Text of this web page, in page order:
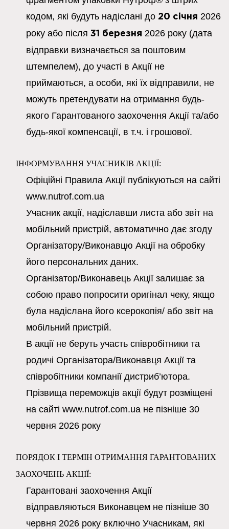
кодом, які будуть надіслані до 20 січня 2026
року або після31 березня 2026 року (дата
відправки визначається за поштовим
штемпелем), до участі в Акції не
приймаються, а особи, які їх відправили, не
можуть претендувати на отримання будь-
якого Гарантованого заохочення Акції та/або
будь-якої компенсації, в т.ч. і грошової.
ІНФОРМУВАННЯ УЧАСНИКІВ АКЦІЇ:
Офіційні Правила Акції публікуються на сайті
www.nutrof.com.ua
Учасник акції, надіславши листа або звіт на
мобільний пристрій, автоматично дає згоду
Організатору/Виконавцю Акції на обробку
його персональних даних.
Організатор/Виконавець Акції залишає за
собою право попросити оригінал чеку, якщо
була надіслана його ксерокопія/ або звіт на
мобільний пристрій.
В акції не беруть участь співробітники та
родичі Організатора/Виконавця Акції та
співробітники компанії дистриб’ютора.
Прізвища переможців акції будут розміщені
на сайтіwww.nutrof.com.ua не пізніше 30
червня 2026 року
ПОРЯДОК І ТЕРМІН ОТРИМАННЯ ГАРАНТОВАНИХ
ЗАОХОЧЕНЬ АКЦІЇ:
Гарантовані заохочення Акції
відправляються Виконавцем не пізніше 30
червня 2026 року включно Учасникам, які